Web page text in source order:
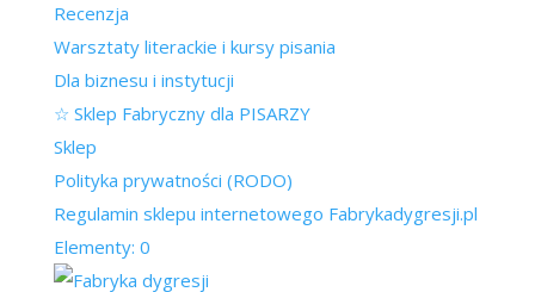
Recenzja
Warsztaty literackie i kursy pisania
Dla biznesu i instytucji
☆ Sklep Fabryczny dla PISARZY
Sklep
Polityka prywatności (RODO)
Regulamin sklepu internetowego Fabrykadygresji.pl
Elementy: 0